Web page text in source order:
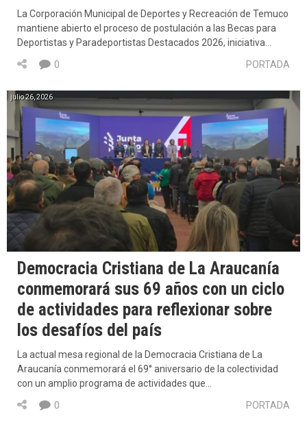
La Corporación Municipal de Deportes y Recreación de Temuco
mantiene abierto el proceso de postulación a las Becas para
Deportistas y Paradeportistas Destacados 2026, iniciativa…
PORTADA
0
julio 26, 2026
Democracia Cristiana de La Araucanía
conmemorará sus 69 años con un ciclo
de actividades para reflexionar sobre
los desafíos del país
La actual mesa regional de la Democracia Cristiana de La
Araucanía conmemorará el 69° aniversario de la colectividad
con un amplio programa de actividades que…
PORTADA
0